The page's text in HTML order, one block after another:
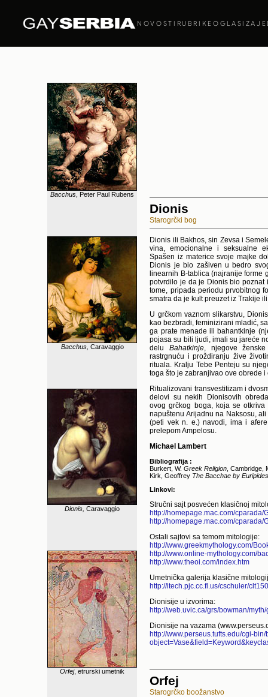
NOVOSTI RUBRIKE OGLASI
Bacchus , Peter Paul Rubens
Bacchus, Caravaggio
Dionis,Caravaggio
Orfej, etrurski umetnik
Dionis
Starogrčki bog
Dionis ili Bakhos, sin Zevsa i
vina, emocionalne i seksualne
Spašen iz materice svoje majke
Dionis je bio zašiven u bedro
linearnih B-tablica (najranije forme
potvrdilo je da je Dionis bio
tome, pripada periodu prvobitnog
smatra da je kult preuzet iz Trakije
U grčkom vaznom slikarstvu,
kao bezbradi, feminizirani mladić,
ga prate menade ili bahantkinje
pojasa su bili ljudi, imali su jareće
deluBahatkinje, njegove
rastrgnuću i proždiranju žive
rituala. Kralju Tebe Penteju su
toga što je zabranjivao ove obrede
Ritualizovani transvestitizam i
delovi su nekih Dionisovih
ovog grčkog boga, koja se
napuštenu Arijadnu na Naksosu,
(peti vek n. e.) navodi, ima i
prelepom Ampelosu.
Michael Lambert
Bibliografija :
Burkert, W.Greek Religion ,
Kirk, Geoffrey The Bacchae by
Linkovi:
Stručni sajt posvećen klasičnoj
http://homepage.mac.com/cparada/
http://homepage.mac.com/cparada/
Ostali sajtovi sa temom mitologije:
http://www.greekmythology.com/
http://www.online-mythology.com/
http://www.theoi.com/index.htm
Umetnička galerija klasične
http://itech.pjc.cc.fl.us/cschuler/
Dionisije u izvorima:
http://web.uvic.ca/grs/bowman/
Dionisije na vazama
http://www.perseus.tufts.edu/cgi-
Orfej
Starogrčko boožanstvo